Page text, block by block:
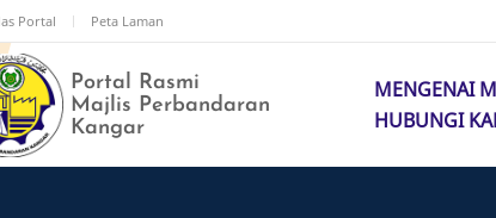
Portal Peta Laman
Portal Rasmi
Majlis Perbandaran
Kangar
MAIN
MENGENAI
HUBUNGI